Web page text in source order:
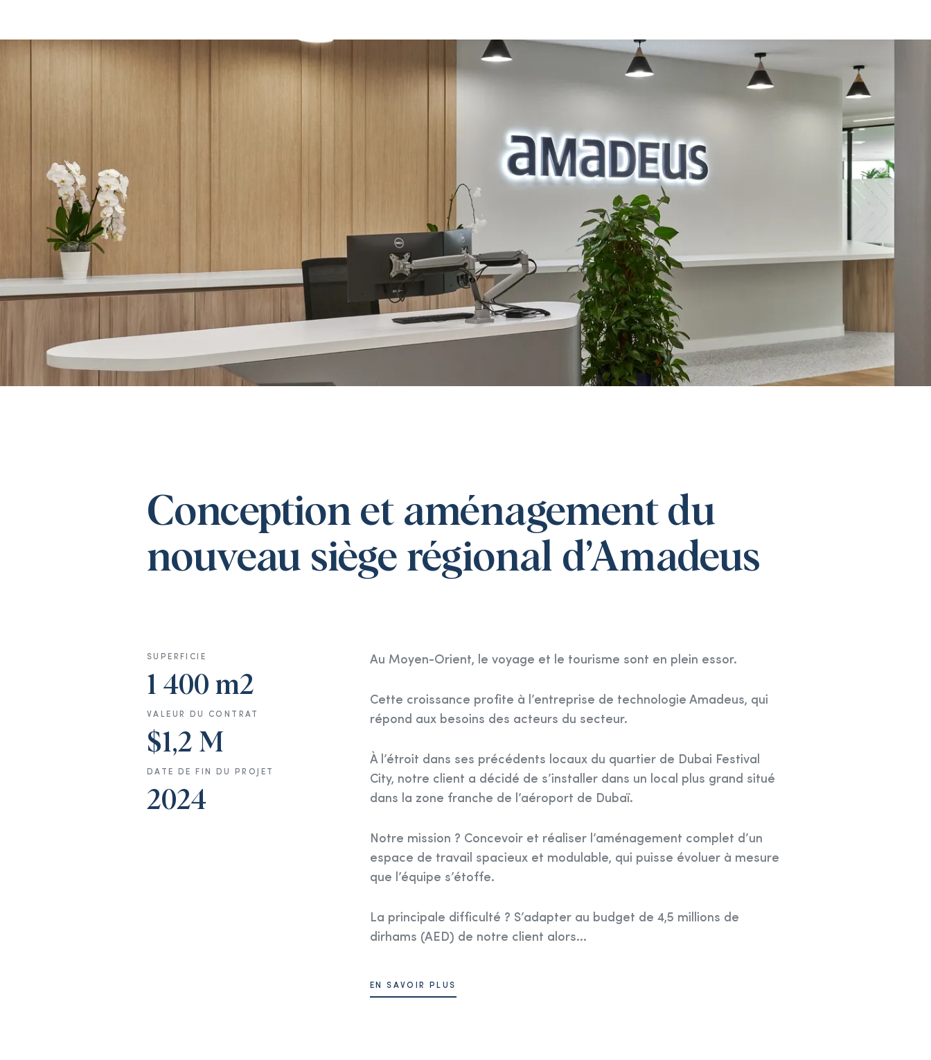
Conception et aménagement du
nouveau siège régional d’Amadeus
SUPERFICIE
1 400 m2
VALEUR DU CONTRAT
$1,2 M
DATE DE FIN DU PROJET
2024
Au Moyen-Orient, le voyage et le tourisme sont en plein essor.
Cette croissance profite à l’entreprise de technologie Amadeus, qui
répond aux besoins des acteurs du secteur.
À l’étroit dans ses précédents locaux du quartier de Dubai Festival
City, notre client a décidé de s’installer dans un local plus grand situé
dans la zone franche de l’aéroport de Dubaï.
Notre mission ? Concevoir et réaliser l’aménagement complet d’un
espace de travail spacieux et modulable, qui puisse évoluer à mesure
que l’équipe s’étoffe.
La principale difficulté ? S’adapter au budget de 4,5 millions de
dirhams (AED) de notre client alors...
EN SAVOIR PLUS